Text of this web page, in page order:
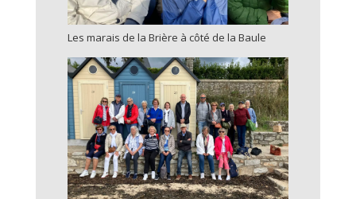
Les marais de la Brière à côté de la Baule